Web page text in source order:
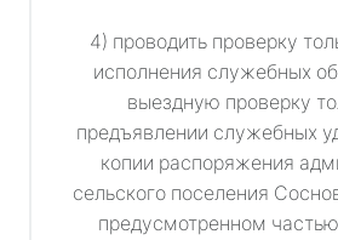
4) проводить проверку
исполнения служебных
выездную проверку
предъявлении служебных
копии распоряжения
сельского поселения
предусмотренном частью